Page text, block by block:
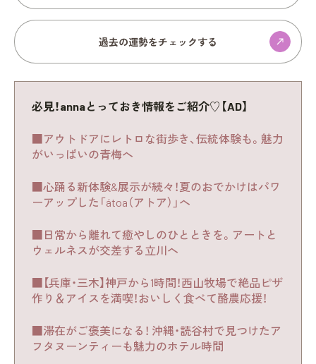
過去の運勢をチェックする
必見！annaとっておき情報をご紹介♡【AD】
■アウトドアにレトロな街歩き、伝統体験も。魅力
がいっぱいの青梅へ
■心踊る新体験&展示が続々！夏のおでかけはパワ
ーアップした「átoa（アトア）」へ
■日常から離れて癒やしのひとときを。アートと
ウェルネスが交差する立川へ
■【兵庫・三木】神戸から1時間！西山牧場で絶品ピザ
作り＆アイスを満喫！おいしく食べて酪農応援！
■滞在がご褒美になる！ 沖縄・読谷村で見つけたア
フタヌーンティーも魅力のホテル時間